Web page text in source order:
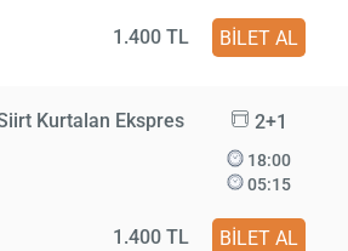
1.400 TL BİLET AL
Kurtalan Ekspres 2+1
18:00
05:15
1.400 TL BİLET AL